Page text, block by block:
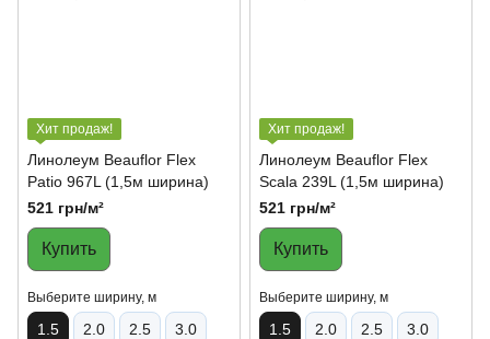
Хит продаж!
Линолеум Beauflor Flex
Patio 967L (1,5м ширина)
521 грн/м²
Купить
Выберите ширину, м
1.5 2.0 2.5 3.0
Хит продаж!
Линолеум Beauflor Flex
Scala 239L (1,5м ширина)
521 грн/м²
Купить
Выберите ширину, м
1.5 2.0 2.5 3.0